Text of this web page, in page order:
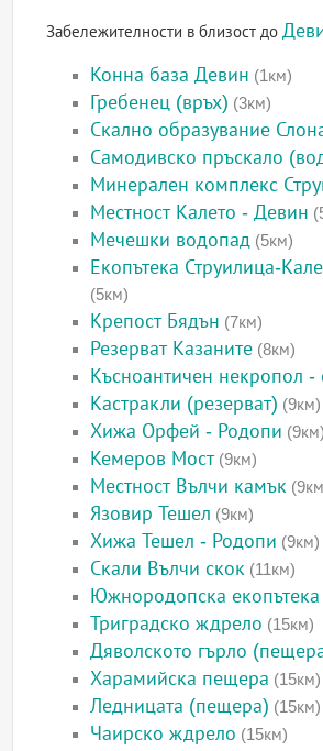
Забележителности в близост до
Конна база Девин (1км)
Гребенец (връх) (3км)
Скално образувание
Самодивско пръскало
Минерален комплекс
Местност Калето - Девин
Мечешки водопад (5км)
Екопътека Струилица-
(5км)
Крепост Бядън (7км)
Резерват Казаните (8км)
Късноантичен некропол -
Кастракли (резерват) (9км)
Хижа Орфей - Родопи (9км)
Кемеров Мост(9км)
Местност Вълчи камък
Язовир Тешел (9км)
Хижа Тешел - Родопи (9км)
Скали Вълчи скок (11км)
Южнородопска екопътека
Триградско ждрело (15км)
Дяволското гърло
Харамийска пещера (15км)
Ледницата (пещера) (15км)
Чаирско ждрело (15км)